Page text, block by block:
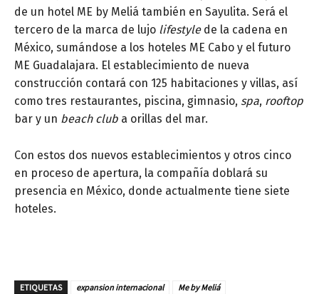
de un hotel ME by Meliá también en Sayulita. Será el
tercero de la marca de lujo lifestylede la cadena en
México, sumándose a los hoteles ME Cabo y el futuro
ME Guadalajara. El establecimiento de nueva
construcción contará con 125 habitaciones y villas, así
como tres restaurantes, piscina, gimnasio, spa, rooftop
bar y un beach club a orillas del mar.
Con estos dos nuevos establecimientos y otros cinco
en proceso de apertura, la compañía doblará su
presencia en México, donde actualmente tiene siete
hoteles.
ETIQUETAS expansion internacional
Me by Meliá